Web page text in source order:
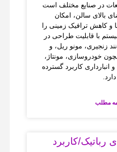
در صنایع مختلف است
بالای سالن، امکان
و کاهش ترافیک زمینی را
با قابلیت طراحی در
زنجیری، مونو ریل، و
خودروسازی، مونتاژ،
انبارداری کاربرد گسترده
دارد.
مطلب
رباتیک/کاربرد